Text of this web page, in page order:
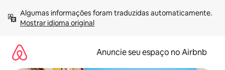
para
Mostrar idioma original
Anuncie seu espaço no Airbnb